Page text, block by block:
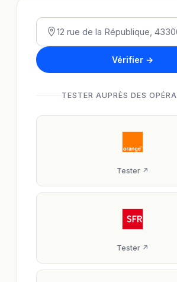
Vérifier →
TESTER AUPRÈS DES
Tester ↗
Tester ↗